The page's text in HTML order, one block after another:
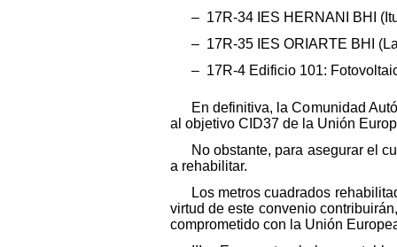
– 17R-34 IES HERNANI BHI
– 17R-35 IES ORIARTE BHI
– 17R-4 Edificio 101:
En definitiva, la Comunidad
al objetivo CID37 de la Unión
No obstante, para asegurar el
a rehabilitar.
Los metros cuadrados
virtud de este convenio
comprometido con la Unión